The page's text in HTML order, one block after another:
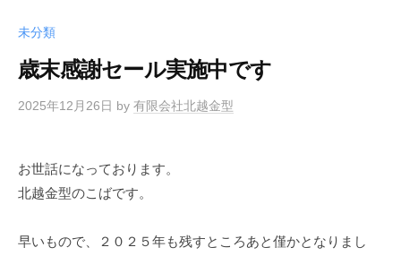
b
o
o
s
未分類
歳末感謝セール実施中です
2025年12月26日 by 有限会社北越金型
お世話になっております。
北越金型のこばです。
早いもので、２０２５年も残すところあと僅かとなりまし